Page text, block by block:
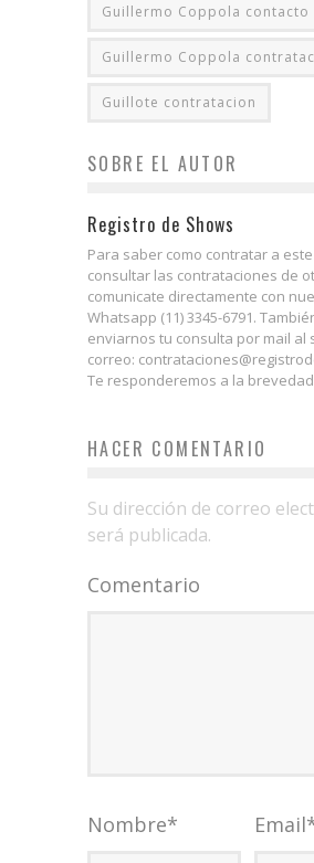
Guillermo Coppola contacto
Guillermo Coppola
Guillote contratacion
SOBRE EL AUTOR
Registro de Shows
Para saber como contratar a
consultar las contrataciones de
comunicate directamente con
Whatsapp (11) 3345-6791.
enviarnos tu consulta por mail al
correo:
Te responderemos a la
HACER COMENTARIO
Su dirección de correo
será publicada.
Comentario
Nombre* Email